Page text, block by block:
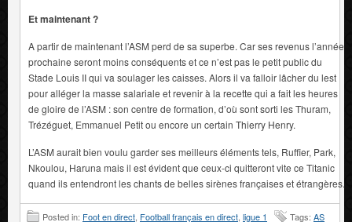
Et maintenant ?
A partir de maintenant l’ASM perd de sa superbe. Car ses revenus l’année
prochaine seront moins conséquents et ce n’est pas le petit public du
Stade Louis II qui va soulager les caisses. Alors il va falloir lâcher du lest
pour alléger la masse salariale et revenir à la recette qui a fait les heures
de gloire de l’ASM : son centre de formation, d’où sont sorti les Thuram,
Trézéguet, Emmanuel Petit ou encore un certain Thierry Henry.
L’ASM aurait bien voulu garder ses meilleurs éléments tels, Ruffier, Park,
Nkoulou, Haruna mais il est évident que ceux-ci quitteront vite ce Titanic
quand ils entendront les chants de belles sirènes françaises et étrangères.
Posted in: Foot en direct Football français en direct ligue 1 Tags: AS